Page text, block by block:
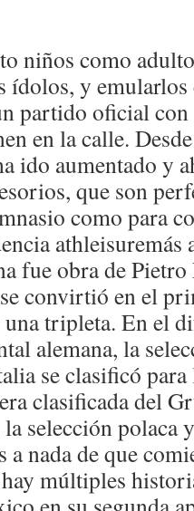
niños como
ídolos, y emularlos
partido oficial
en la calle.
ido aumentado y
que son
como para
fue obra de Pietro
convirtió en el
una tripleta. En el
alemana, la
se clasificó
clasificada del
la selección polaca
a nada de que
múltiples